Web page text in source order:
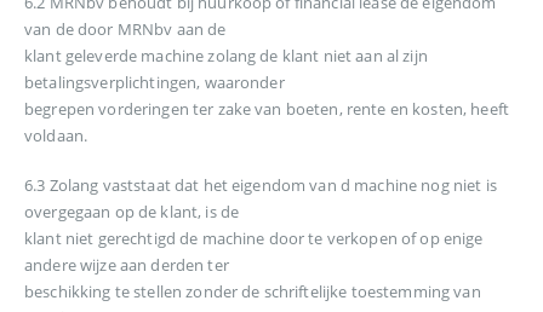
van de door MRNbv aan de
klant geleverde machine zolang de klant niet aan al zijn
betalingsverplichtingen, waaronder
begrepen vorderingen ter zake van boeten, rente en kosten, heeft
voldaan.
6.3 Zolang vaststaat dat het eigendom van d machine nog niet is
overgegaan op de klant, is de
klant niet gerechtigd de machine door te verkopen of op enige
andere wijze aan derden ter
beschikking te stellen zonder de schriftelijke toestemming van